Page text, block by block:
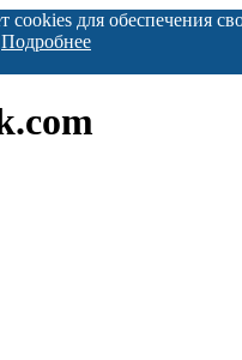
cookies для обеспечения
Подробнее